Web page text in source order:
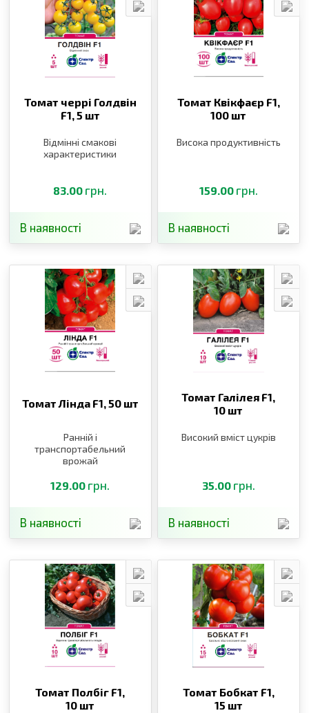
Томат черрі Голдвін
F1,5 шт
Відмінні смакові
характеристики
83.00 грн.
В наявності
Томат Квікфаєр F1,
100 шт
Висока продуктивність
159.00 грн.
В наявності
Томат Лінда F1,50 шт
Ранній і
транспортабельний
врожай
129.00 грн.
В наявності
Томат Галілея F1,
10 шт
Високий вміст цукрів
35.00 грн.
В наявності
Томат Полбіг F1,
10 шт
Томат Бобкат F1,
15 шт